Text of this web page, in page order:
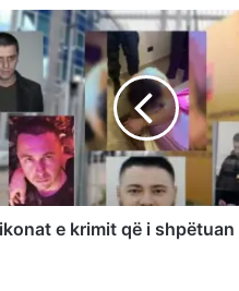
e krimit që i shpëtuan